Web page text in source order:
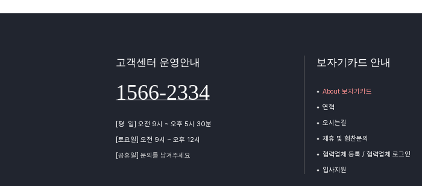
고객센터 운영안내
1566-2334
[평 일] 오전 9시 ~ 오후 5시 30분
[토요일] 오전 9시 ~ 오후 12시
[공휴일] 문의를 남겨주세요
보자기카드 안내
About 보자기카드
연혁
오시는길
제휴 및 협찬문의
협력업체 등록 / 협력업체 로그인
입사지원